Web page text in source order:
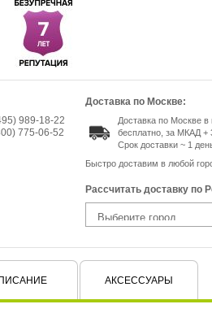
989-18-22
775-06-52
Доставка по Москве:
Доставка по Москве
бесплатно, за МКАД +
Срок доставки ~ 1
Быстро доставим в любой
Рассчитать доставку по
АКСЕССУАРЫ